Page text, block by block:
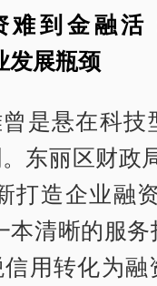
难到金融活
发展瓶颈
是悬在科技
东丽区财政
打造企业融
本清晰的服
信用转化为